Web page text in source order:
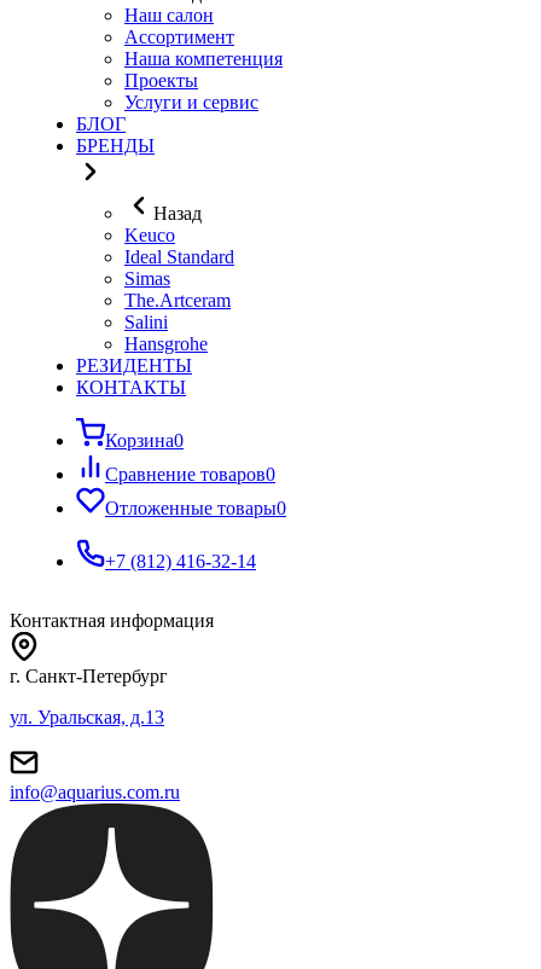
Наш салон
Ассортимент
Наша компетенция
Проекты
Услуги и сервис
БЛОГ
БРЕНДЫ
Назад
Keuco
Ideal Standard
Simas
The.Artceram
Salini
Hansgrohe
РЕЗИДЕНТЫ
КОНТАКТЫ
Корзина0
Сравнение товаров0
Отложенные товары0
+7 (812) 416-32-14
Контактная информация
г. Санкт-Петербург
ул. Уральская, д.13
info@aquarius.com.ru